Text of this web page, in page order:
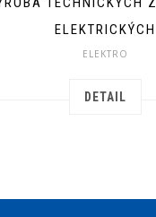
ELEKTRICKÝCH
ELEKTRO
DETAIL